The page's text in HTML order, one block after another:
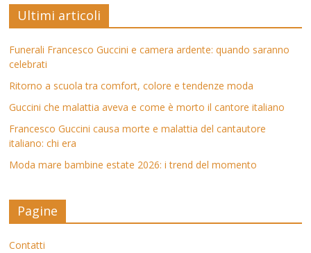
Ultimi articoli
Funerali Francesco Guccini e camera ardente: quando saranno
celebrati
Ritorno a scuola tra comfort, colore e tendenze moda
Guccini che malattia aveva e come è morto il cantore italiano
Francesco Guccini causa morte e malattia del cantautore
italiano: chi era
Moda mare bambine estate 2026: i trend del momento
Pagine
Contatti